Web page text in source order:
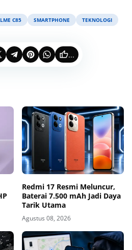
C85 SMARTPHONE TEKNOLOGI
...
Redmi 17 Resmi Meluncur,
Baterai 7.500 mAh Jadi Daya
Tarik Utama
Agustus 08, 2026